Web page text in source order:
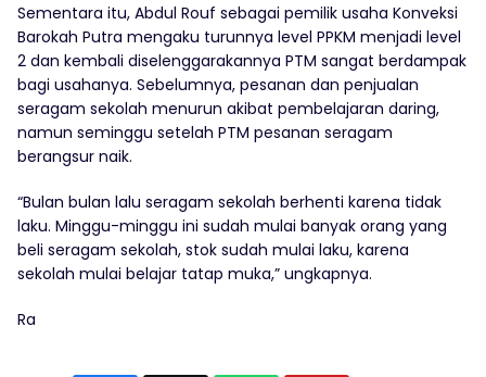
Sementara itu, Abdul Rouf sebagai pemilik usaha Konveksi
Barokah Putra mengaku turunnya level PPKM menjadi level
2 dan kembali diselenggarakannya PTM sangat berdampak
bagi usahanya. Sebelumnya, pesanan dan penjualan
seragam sekolah menurun akibat pembelajaran daring,
namun seminggu setelah PTM pesanan seragam
berangsur naik.
“Bulan bulan lalu seragam sekolah berhenti karena tidak
laku. Minggu-minggu ini sudah mulai banyak orang yang
beli seragam sekolah, stok sudah mulai laku, karena
sekolah mulai belajar tatap muka,” ungkapnya.
Ra